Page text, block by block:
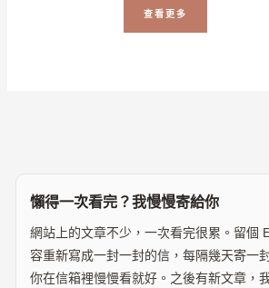
查看更多
懶得一次看完？我慢慢寄給你
網站上的文章不少，一次看完很累。留個
容重新寫成一封一封的信，每隔幾天寄一
你在信箱裡慢慢看就好。之後有新文章，